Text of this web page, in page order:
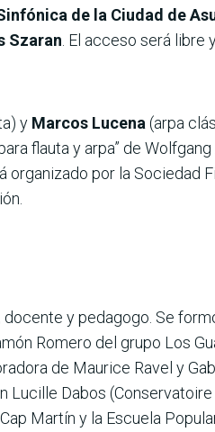
de la Ciudad de
Szaran . El acceso será libre
y Marcos Lucena (arpa
flauta y arpa” de
organizado por la Sociedad
y pedagogo. Se
Romero del grupo Los
de Maurice Ravel y
Lucille Dabos
Martín y la Escuela